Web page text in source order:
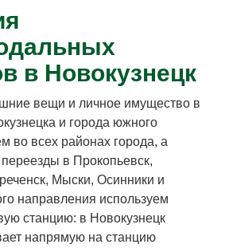
в Новокузнецк
вещи и личное имущество в
и города южного
во всех районах города, а
в Прокопьевск,
Мыски, Осинники и
направления используем
станцию: в Новокузнецк
напрямую на станцию